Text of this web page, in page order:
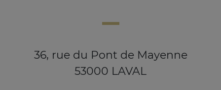
36, rue du Pont de Mayenne
53000 LAVAL